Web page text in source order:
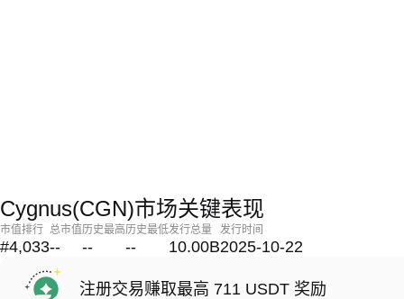
Cygnus(CGN)市场关键表现
市值排行
#4,033
总市值
--
历史最高
--
历史最低
--
发行总量
10.00B
发行时间
2025-10-22
注册交易赚取最高 711 USDT 奖励